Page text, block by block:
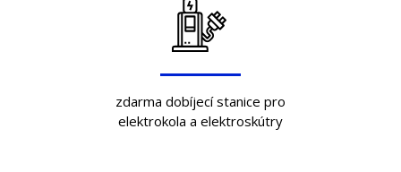
zdarma dobíjecí stanice pro
elektrokola a elektroskútry